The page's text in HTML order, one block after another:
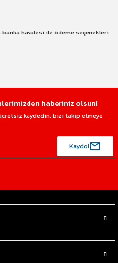
banka havalesi ile ödeme seçenekleri
haberiniz olsun!
kaydedin, bizi takip etmeye
Kaydol